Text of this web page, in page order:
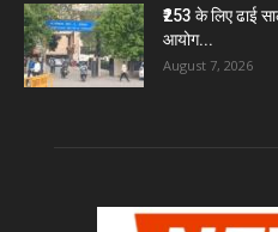
₹253 के लिए ढाई
आयोग...
August 7, 2026